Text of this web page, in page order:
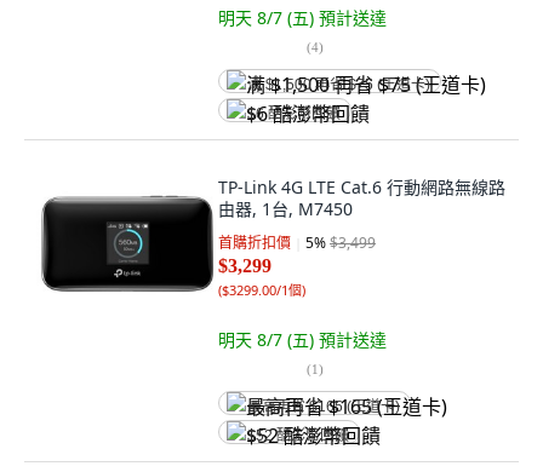
明天 8/7 (五) 預計送達
(4)
满 $1,500 再省 $75 (王道卡)
$6 酷澎幣回饋
TP-Link 4G LTE Cat.6 行動網路無線路
由器, 1台, M7450
首購折扣價 5%$3,499
$3,299
($3299.00/1個)
明天 8/7 (五) 預計送達
(1)
最高再省 $165 (王道卡)
$52 酷澎幣回饋